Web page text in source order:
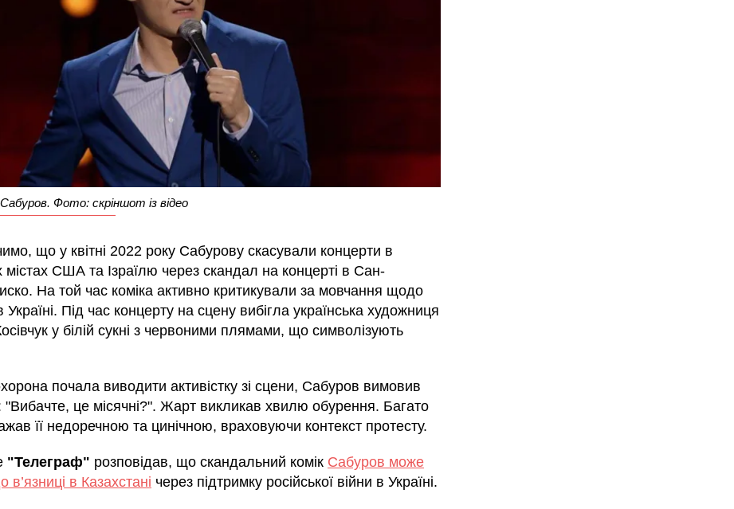
Фото: скріншот із відео
що у квітні 2022 року Сабурову скасували концерти в
містах США та Ізраїлю через скандал на концерті в Сан-
На той час коміка активно критикували за мовчання щодо
Україні. Під час концерту на сцену вибігла українська художниця
у білій сукні з червоними плямами, що символізують
почала виводити активістку зі сцени, Сабуров вимовив
це місячні?". Жарт викликав хвилю обурення. Багато
її недоречною та цинічною, враховуючи контекст протесту.
"Телеграф" розповідав, що скандальний комік Сабуров може
в’язниці в Казахстані через підтримку російської війни в Україні.